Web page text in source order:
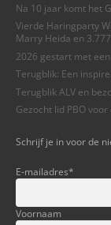
Na 10 jaar komt het
Vierde Haringparty
Marry Heida en
2026 gestart met
Terugblik: Een
Terugblik ALV en
Gezocht lid PBO
Schrijf je in voor de
E-mailadres*
Voornaam